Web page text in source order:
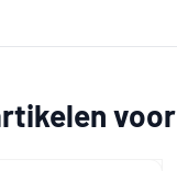
voor